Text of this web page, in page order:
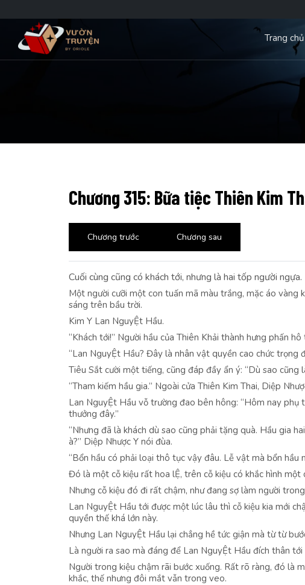
Trang chủ
Chương 315: Bữa tiệc Thiên Kim
Chương trước Chương sau
Cuối cùng cũng có khách tới, nhưng là hai tốp người ngựa.
Một người cưỡi một con tuấn mã màu trắng, mặc áo
sáng trên bầu trời.
Kim Y Lan NguyỆt Hầu.
“Khách tới!” Người hầu của Thiên Khải thành hưng phấn
“Lan NguyỆt Hầu? Đây là nhân vật quyền cao chức trọng
Tiêu Sắt cười một tiếng, cũng đáp đầy ẩn ý: “Dù sao cũng
“Tham kiếm hầu gia.” Ngoài cửa Thiên Kim Thai, Diệp
Lan NguyỆt Hầu vỗ trường đao bên hông: “Hôm nay
thưởng đây.”
“Nhưng đã là khách dù sao cũng phải tặng quà. Hầu gia
à?” Diệp Nhược Y nói đùa.
“Bổn hầu có phải loại thô tục vậy đâu. Lễ vật mà bổn hầu
Đó là một cỗ kiệu rất hoa lỆ, trên cỗ kiệu có khắc hình
Nhưng cỗ kiệu đó đi rất chậm, như đang sợ làm người
Lan NguyỆt Hầu tới được một lúc lâu thì cỗ kiệu kia mới
quyền thế khá lớn này.
Nhưng Lan NguyỆt Hầu lại chẳng hề tức giận mà từ từ
Là người ra sao mà đáng để Lan NguyỆt Hầu đích thân tới
Người trong kiệu chậm rãi bước xuống. Rất rõ ràng, đó là
khắc, thế nhưng đôi mắt vẫn trong veo.